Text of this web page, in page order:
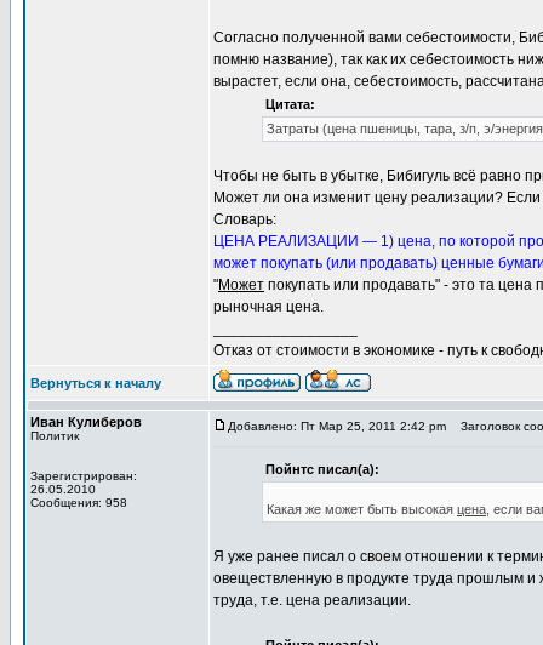
Согласно полученной вами себестоимости,
помню название), так как их себестоимость
вырастет, если она, себестоимость,
Цитата:
Затраты (цена пшеницы, тара, з/п, э/
Чтобы не быть в убытке, Бибигуль всё равно
Может ли она изменит цену реализации? Если
Словарь:
ЦЕНА РЕАЛИЗАЦИИ — 1) цена, по которой
может покупать (или продавать) ценные
"Может покупать или продавать" - это та цена
рыночная цена.
Отказ от стоимости в экономике - путь к
Вернуться к началу
Иван Кулиберов
Политик
Зарегистрирован:
26.05.2010
Сообщения: 958
Добавлено: Пт Мар 25, 2011 2:42 pm Заголовок
Пойнтс писал(а):
Какая же может быть высокая цена , если
Я уже ранее писал о своем отношении к
овеществленную в продукте труда прошлым и
труда, т.е. цена реализации.